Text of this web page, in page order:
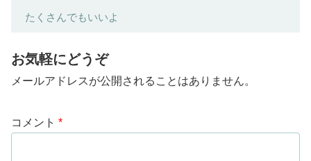
たくさんでもいいよ
お気軽にどうぞ
メールアドレスが公開されることはありません。
コメント *